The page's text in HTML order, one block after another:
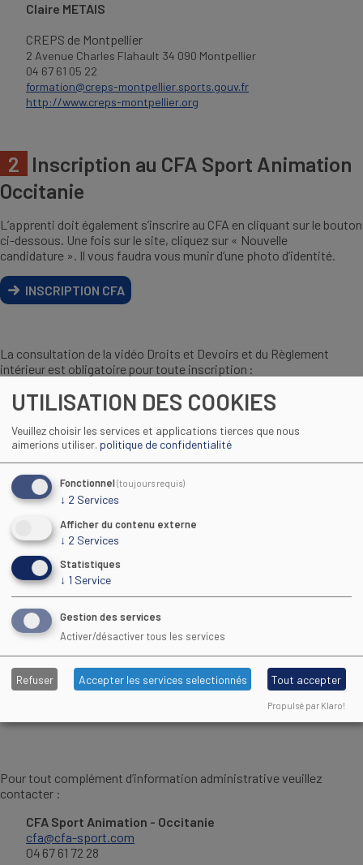
Claire METAIS
CREPS de Montpellier
2 Avenue Charles Flahault 34 090 Montpellier
04 67 61 05 22
formation@creps-montpellier.sports.gouv.fr
http://www.creps-montpellier.org
2 Inscription au CFA Sport Animation
Occitanie
L’apprenti doit également s’inscrire au CFA en cliquant sur le bouton
ci-dessous. Une fois sur le site, cliquez sur « Nouvelle
candidature ». Il vous faudra vous munir d’une photo d’identité.
INSCRIPTION CFA
La consultation de la vidéo Droits et Devoirs et du Règlement
intérieur est obligatoire pour toute inscription :
Regarder la vidéo
Consulter le réglement intérieur du CFA :
Règlement Intérieur applicable aux apprentis
Pour tout complément d’information administrative veuillez
contacter :
CFA Sport Animation - Occitanie
cfa@cfa-sport.com
04 67 61 72 28
UTILISATION DES COOKIES
Veuillez choisir les services et applications tierces que nous
aimerions utiliser. politique de confidentialité
Fonctionnel(toujours requis)
↓ 2 Services
Afficher du contenu externe
↓ 2 Services
Statistiques
↓ 1 Service
Gestion des services
Activer/désactiver tous les services
Refuser Accepter les services selectionnés Tout accepter
Propulsé par Klaro!